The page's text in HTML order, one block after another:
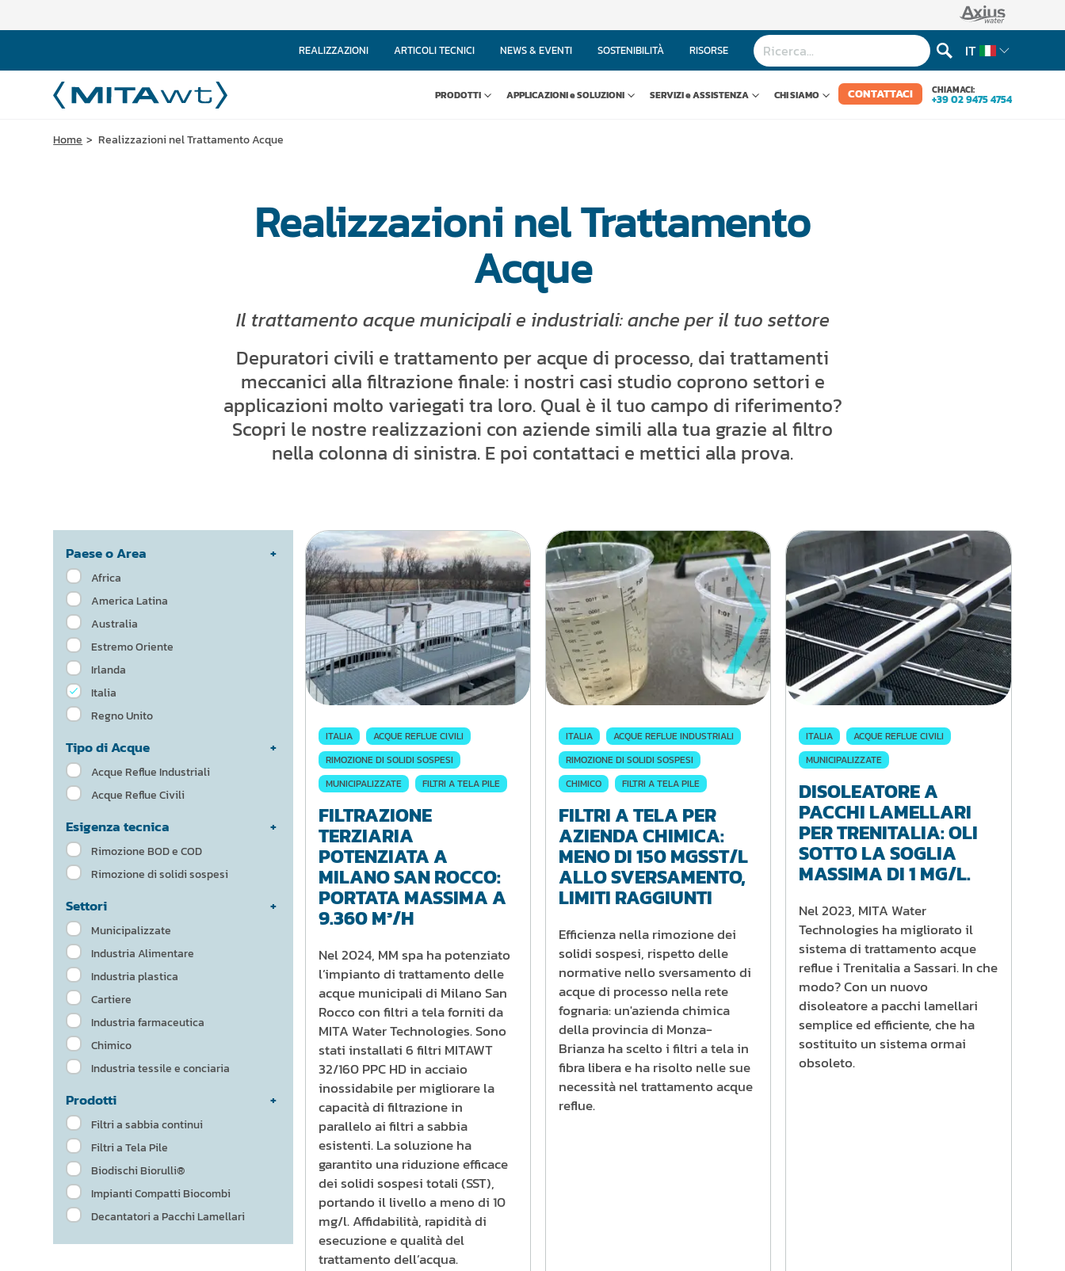
REALIZZAZIONI ARTICOLI TECNICI NEWS & EVENTI SOSTENIBILITÀ RISORSE IT
PRODOTTI APPLICAZIONI e SOLUZIONI SERVIZI e ASSISTENZA CHI SIAMO CONTATTACI CHIAMACI:
+39 02 9475 4754
Home Realizzazioni nel Trattamento Acque
Realizzazioni nel Trattamento
Acque
Il trattamento acque municipali e industriali: anche per il tuo settore
Depuratori civili e trattamento per acque di processo, dai trattamenti
meccanici alla filtrazione finale: i nostri casi studio coprono settori e
applicazioni molto variegati tra loro. Qual è il tuo campo di riferimento?
Scopri le nostre realizzazioni con aziende simili alla tua grazie al filtro
nella colonna di sinistra. E poi contattaci e mettici alla prova.
Paese o Area
Africa
America Latina
Australia
Estremo Oriente
Irlanda
Italia
Regno Unito
Tipo di Acque
Acque Reflue Industriali
Acque Reflue Civili
Esigenza tecnica
Rimozione BOD e COD
Rimozione di solidi sospesi
Settori
Municipalizzate
Industria Alimentare
Industria plastica
Cartiere
Industria farmaceutica
Chimico
Industria tessile e conciaria
Prodotti
Filtri a sabbia continui
Filtri a Tela Pile
Biodischi Biorulli®
Impianti Compatti Biocombi
Decantatori a Pacchi Lamellari
ITALIA
ACQUE REFLUE CIVILI
RIMOZIONE DI SOLIDI SOSPESI
MUNICIPALIZZATE
FILTRI A TELA PILE
FILTRAZIONE
TERZIARIA
POTENZIATA A
MILANO SAN ROCCO:
PORTATA MASSIMA A
9.360 M³/H
Nel 2024, MM spa ha potenziato
l’impianto di trattamento delle
acque municipali di Milano San
Rocco con filtri a tela forniti da
MITA Water Technologies. Sono
stati installati 6 filtri MITAWT
32/160 PPC HD in acciaio
inossidabile per migliorare la
capacità di filtrazione in
parallelo ai filtri a sabbia
esistenti. La soluzione ha
garantito una riduzione efficace
dei solidi sospesi totali (SST),
portando il livello a meno di 10
mg/l. Affidabilità, rapidità di
esecuzione e qualità del
trattamento dell’acqua.
ITALIA
ACQUE REFLUE INDUSTRIALI
RIMOZIONE DI SOLIDI SOSPESI
CHIMICO
FILTRI A TELA PILE
FILTRI A TELA PER
AZIENDA CHIMICA:
MENO DI 150 MGSST/L
ALLO SVERSAMENTO,
LIMITI RAGGIUNTI
Efficienza nella rimozione dei
solidi sospesi, rispetto delle
normative nello sversamento di
acque di processo nella rete
fognaria: un'azienda chimica
della provincia di Monza-
Brianza ha scelto i filtri a tela in
fibra libera e ha risolto nelle sue
necessità nel trattamento acque
reflue.
ITALIA
ACQUE REFLUE CIVILI
MUNICIPALIZZATE
DISOLEATORE A
PACCHI LAMELLARI
PER TRENITALIA: OLI
SOTTO LA SOGLIA
MASSIMA DI 1 MG/L.
Nel 2023, MITA Water
Technologies ha migliorato il
sistema di trattamento acque
reflue i Trenitalia a Sassari. In che
modo? Con un nuovo
disoleatore a pacchi lamellari
semplice ed efficiente, che ha
sostituito un sistema ormai
obsoleto.